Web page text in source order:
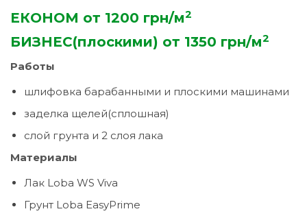
ЕКОНОМ от 1200 грн/м2
БИЗНЕС(плоскими) от 1350 грн/м2
Работы
шлифовка барабанными и плоскими машинами
заделка щелей(сплошная)
слой грунта и 2 слоя лака
Материалы
Лак Loba WS Viva
Грунт Loba EasyPrime